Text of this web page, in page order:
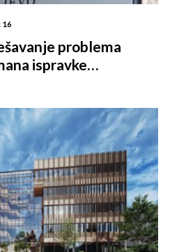
16
problema
ispravke